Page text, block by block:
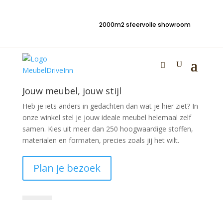
2000m2 sfeervolle showroom
Trendy langwerpige mangohout eettafel Assen
190x90cm in industriele stijl met zwart metalen poten.
Jouw meubel, jouw stijl
Heb je iets anders in gedachten dan wat je hier ziet? In
onze winkel stel je jouw ideale meubel helemaal zelf
samen. Kies uit meer dan 250 hoogwaardige stoffen,
materialen en formaten, precies zoals jij het wilt.
Plan je bezoek